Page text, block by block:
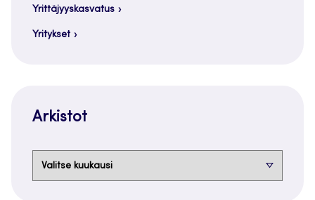
Yrittäjyyskasvatus
Yritykset
Arkistot